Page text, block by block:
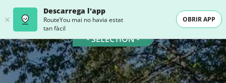
Descarrega l'app
RouteYou mai no havia estat
tan fàcil
OBRIR APP
- SELECTION -